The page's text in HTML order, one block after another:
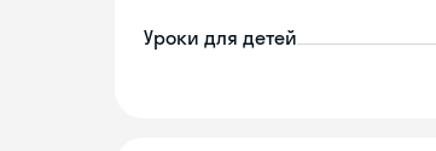
Уроки для детей